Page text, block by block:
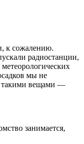
к сожалению.
радиостанции,
мы не
такими вещами —
занимается,